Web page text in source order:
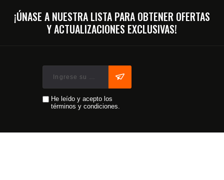
¡ÚNASE A NUESTRA LISTA PARA OBTENER OFERTAS
Y ACTUALIZACIONES EXCLUSIVAS!
He leído y acepto los
términos y condiciones.